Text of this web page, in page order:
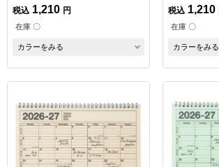
税込 1,210 円
在庫 〇
カラーをみる
ン
税込 1,210
在庫 〇
カラーをみる